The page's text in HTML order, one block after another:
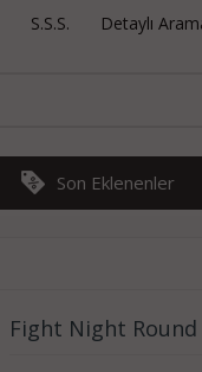
S.S.S. Detaylı
Son Eklenenler
Fight Night Round